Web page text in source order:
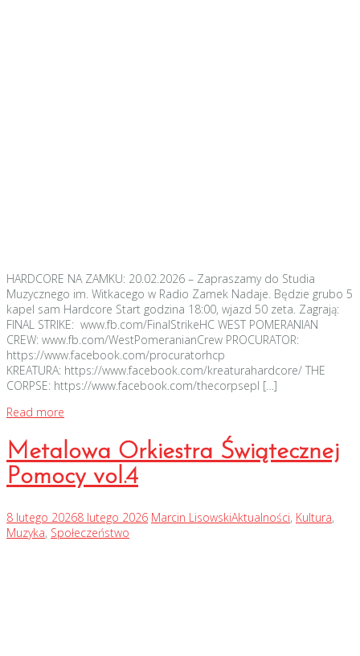
HARDCORE NA ZAMKU: 20.02.2026 – Zapraszamy do Studia
Muzycznego im. Witkacego w Radio Zamek Nadaje. Będzie grubo 5
kapel sam Hardcore Start godzina 18:00, wjazd 50 zeta. Zagrają:
FINAL STRIKE: www.fb.com/FinalStrikeHC WEST POMERANIAN
CREW: www.fb.com/WestPomeranianCrew PROCURATOR:
https://www.facebook.com/procuratorhcp
KREATURA: https://www.facebook.com/kreaturahardcore/ THE
CORPSE: https://www.facebook.com/thecorpsepl […]
Read more
Metalowa Orkiestra Świątecznej
Pomocy vol.4
8 lutego 20268 lutego 2026 Marcin LisowskiAktualności, Kultura,
Muzyka, Społeczeństwo